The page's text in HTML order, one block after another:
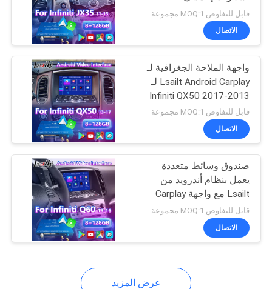
شاشة الوسائط
المتعددة للسيارة
57
عرض الوسائط
المتعددة للسيارة
48
QX60 موديل 2011-2016
قابل للتفاوض MOQ:1 مجموعة
الاتصال
واجهة الملاحة الجغرافية لـ
Lsailt Android Carplay لـ
2013-2017 Infiniti QX50
قابل للتفاوض MOQ:1 مجموعة
الاتصال
صندوق وسائط متعددة
يعمل بنظام أندرويد من
Lsailt مع واجهة Carplay
لسيارات إنفينيتي Q40 Q60
Q60S موديل 2013-2016
قابل للتفاوض MOQ:1 مجموعة
الاتصال
عرض المزيد